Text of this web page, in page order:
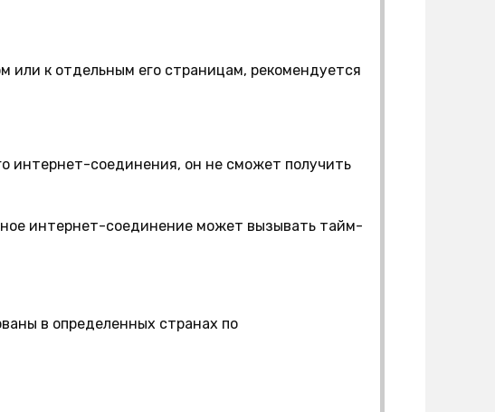
или к отдельным его страницам, рекомендуется
интернет-соединения, он не сможет получить
интернет-соединение может вызывать тайм-
в определенных странах по